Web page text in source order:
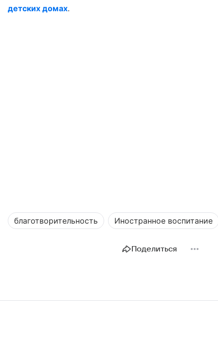
детских домах.
благотворительность Иностранное воспитание
Поделиться